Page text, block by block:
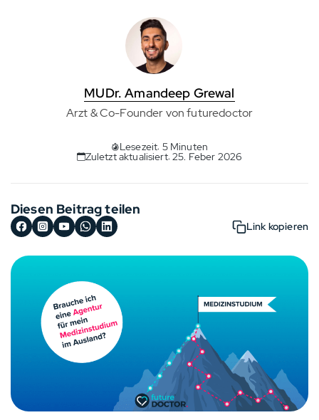
MUDr. Amandeep Grewal
Arzt & Co-Founder von futuredoctor
Lesezeit: 5 Minuten
Zuletzt aktualisiert: 25. Feber 2026
Diesen Beitrag teilen
Link kopieren